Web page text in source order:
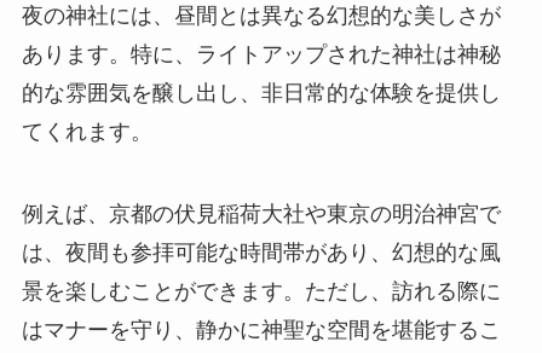
夜の神社には、昼間とは異なる幻想的な美しさが
あります。特に、ライトアップされた神社は神秘
的な雰囲気を醸し出し、非日常的な体験を提供し
てくれます。
例えば、京都の伏見稲荷大社や東京の明治神宮で
は、夜間も参拝可能な時間帯があり、幻想的な風
景を楽しむことができます。ただし、訪れる際に
はマナーを守り、静かに神聖な空間を堪能するこ